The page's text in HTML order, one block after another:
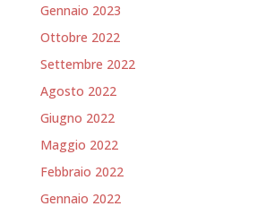
Gennaio 2023
Ottobre 2022
Settembre 2022
Agosto 2022
Giugno 2022
Maggio 2022
Febbraio 2022
Gennaio 2022